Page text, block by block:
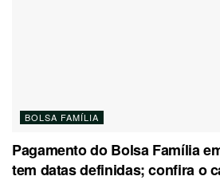
BOLSA FAMÍLIA
Pagamento do Bolsa Família
tem datas definidas; confira o